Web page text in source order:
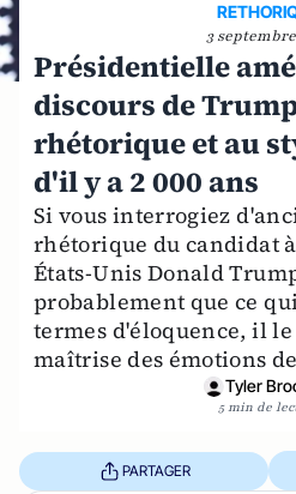
3 septembre
Présidentielle
discours de
rhétorique et au
d'il y a 2 000 ans
Si vous interrogiez
rhétorique du candidat
États-Unis Donald
probablement que ce
termes d'éloquence, il le
maîtrise des émotions
Tyler
5 min de
PARTAGER